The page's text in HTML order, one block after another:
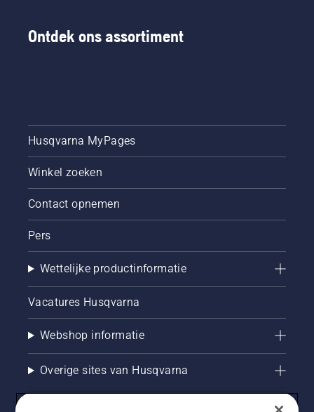
Ontdek ons assortiment
Husqvarna MyPages
Winkel zoeken
Contact opnemen
Pers
Wettelijke productinformatie
Vacatures Husqvarna
Webshop informatie
Overige sites van Husqvarna